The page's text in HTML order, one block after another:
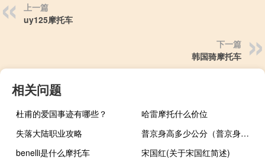
上一篇
uy125摩托车
下一篇
韩国骑摩托车
相关问题
杜甫的爱国事迹有哪些？
哈雷摩托什么价位
失落大陆职业攻略
普京身高多少公分（普京身高多少）
benelli是什么摩托车
宋国红(关于宋国红简述)